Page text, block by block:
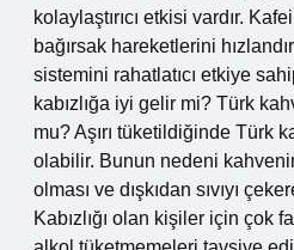
kolaylaştırıcı etkisi vardır.
bağırsak hareketlerini
sistemini rahatlatıcı etkiye
kabızlığa iyi gelir mi? Türk
mu? Aşırı tüketildiğinde Türk
olabilir. Bunun nedeni
olması ve dışkıdan sıvıyı
Kabızlığı olan kişiler için çok